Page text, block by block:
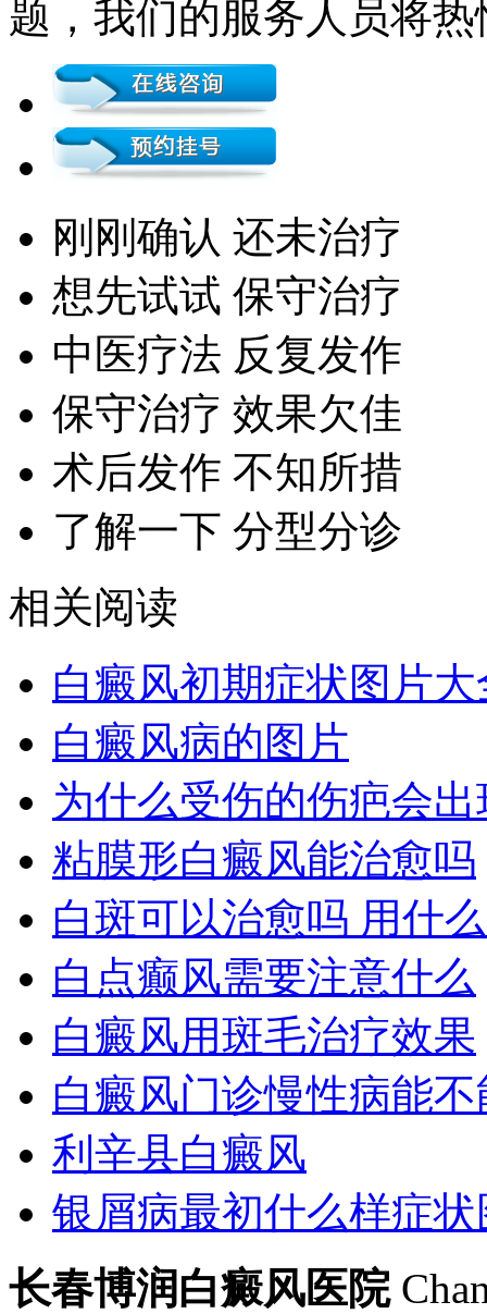
题，我们的服务人员将
刚刚确认 还未治疗
想先试试 保守治疗
中医疗法 反复发作
保守治疗 效果欠佳
术后发作 不知所措
了解一下 分型分诊
相关阅读
白癜风初期症状图片大
白癜风病的图片
为什么受伤的伤疤会
粘膜形白癜风能治愈吗
白斑可以治愈吗 用什
白点癫风需要注意什么
白癜风用斑毛治疗效果
白癜风门诊慢性病能
利辛县白癜风
银屑病最初什么样症状
长春博润白癜风医院